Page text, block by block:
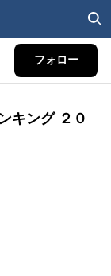
フォロー
キング ２０